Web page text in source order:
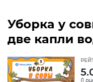
Уборка у
две капли
(1